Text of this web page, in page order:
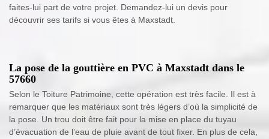
faites-lui part de votre projet. Demandez-lui un devis pour
découvrir ses tarifs si vous êtes à Maxstadt.
La pose de la gouttière en PVC à Maxstadt dans le
57660
Selon le Toiture Patrimoine, cette opération est très facile. Il est à
remarquer que les matériaux sont très légers d’où la simplicité de
la pose. Un trou doit être fait pour la mise en place du tuyau
d’évacuation de l’eau de pluie avant de tout fixer. En plus de cela,